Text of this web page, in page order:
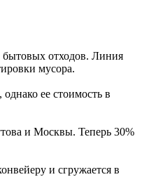
бытовых отходов. Линия
мусора.
ее стоимость в
и Москвы. Теперь 30%
и сгружается в